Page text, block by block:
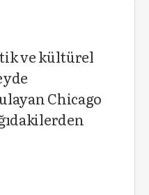
ve kültürel
Chicago